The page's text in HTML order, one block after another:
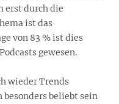
erst durch die
ist das
von 83 % ist dies
gewesen.
wieder Trends
beliebt sein